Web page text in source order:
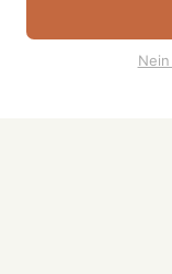
Ein Briefing